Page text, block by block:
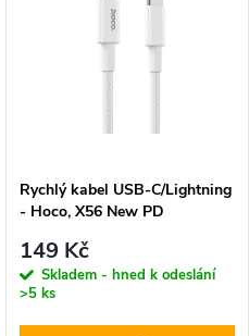
Rychlý kabel USB-C/Lightning
- Hoco, X56 New PD
149 Kč
Skladem - hned k odeslání
>5 ks